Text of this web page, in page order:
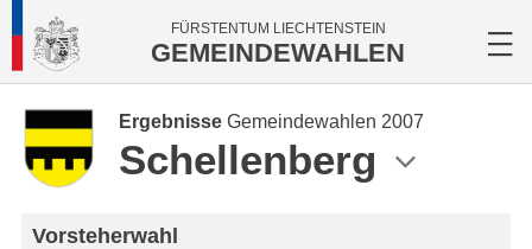
FÜRSTENTUM LIECHTENSTEIN
GEMEINDEWAHLEN
Ergebnisse Gemeindewahlen 2007
Schellenberg
Vorsteherwahl